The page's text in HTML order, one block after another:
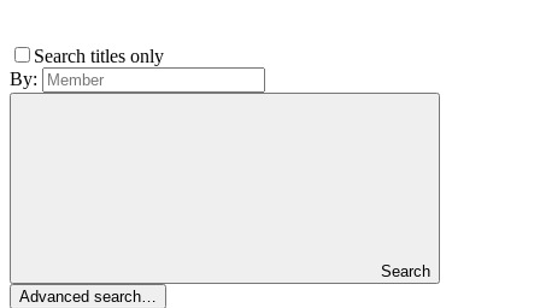
Search titles only
By:
Search
Advanced search…